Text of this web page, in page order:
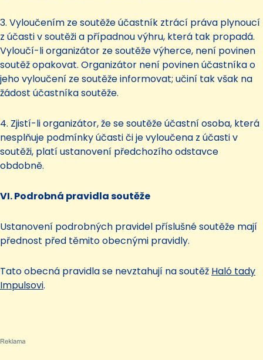
3. Vyloučením ze soutěže účastník ztrácí práva plynoucí
z účasti v soutěži a případnou výhru, která tak propadá.
Vyloučí-li organizátor ze soutěže výherce, není povinen
soutěž opakovat. Organizátor není povinen účastníka o
jeho vyloučení ze soutěže informovat; učiní tak však na
žádost účastníka soutěže.
4. Zjistí-li organizátor, že se soutěže účastní osoba, která
nesplňuje podmínky účasti či je vyloučena z účasti v
soutěži, platí ustanovení předchozího odstavce
obdobně.
VI. Podrobná pravidla soutěže
Ustanovení podrobných pravidel příslušné soutěže mají
přednost před těmito obecnými pravidly.
Tato obecná pravidla se nevztahují na soutěž Haló tady
Impulsovi.